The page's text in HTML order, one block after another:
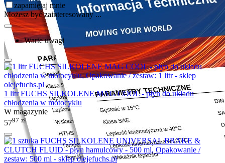
zapamiętaj mnie
Możesz być zainteresowany ...
Warte uwagi
1 litr FUCHS SILKOLENE MAG COOL - płyn do układu
chłodzenia w motocyklu
W magazynie
5797 zł